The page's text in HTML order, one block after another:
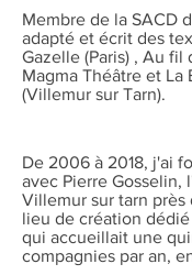
Membre de la SACD
adapté et écrit des
Gazelle (Paris) , Au fil
Magma Théâtre et La
(Villemur sur Tarn).
De 2006 à 2018, j'ai
avec Pierre Gosselin,
Villemur sur tarn près
lieu de création
qui accueillait une
compagnies par an,